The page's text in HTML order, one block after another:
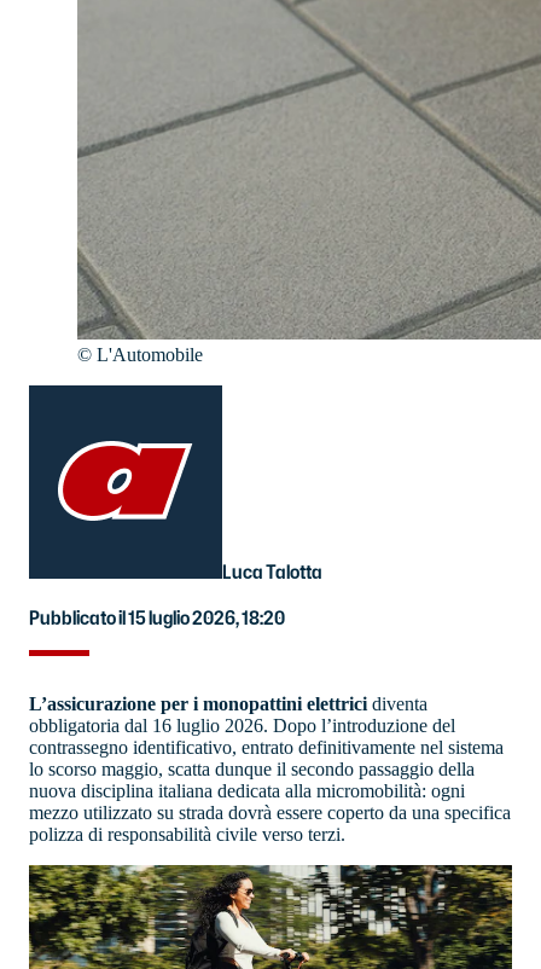
© L'Automobile
Luca Talotta
Pubblicato il 15 luglio 2026, 18:20
L’assicurazione per i monopattini elettricidiventa
obbligatoria dal 16 luglio 2026. Dopo l’introduzione del
contrassegno identificativo, entrato definitivamente nel sistema
lo scorso maggio, scatta dunque il secondo passaggio della
nuova disciplina italiana dedicata alla micromobilità: ogni
mezzo utilizzato su strada dovrà essere coperto da una specifica
polizza di responsabilità civile verso terzi.